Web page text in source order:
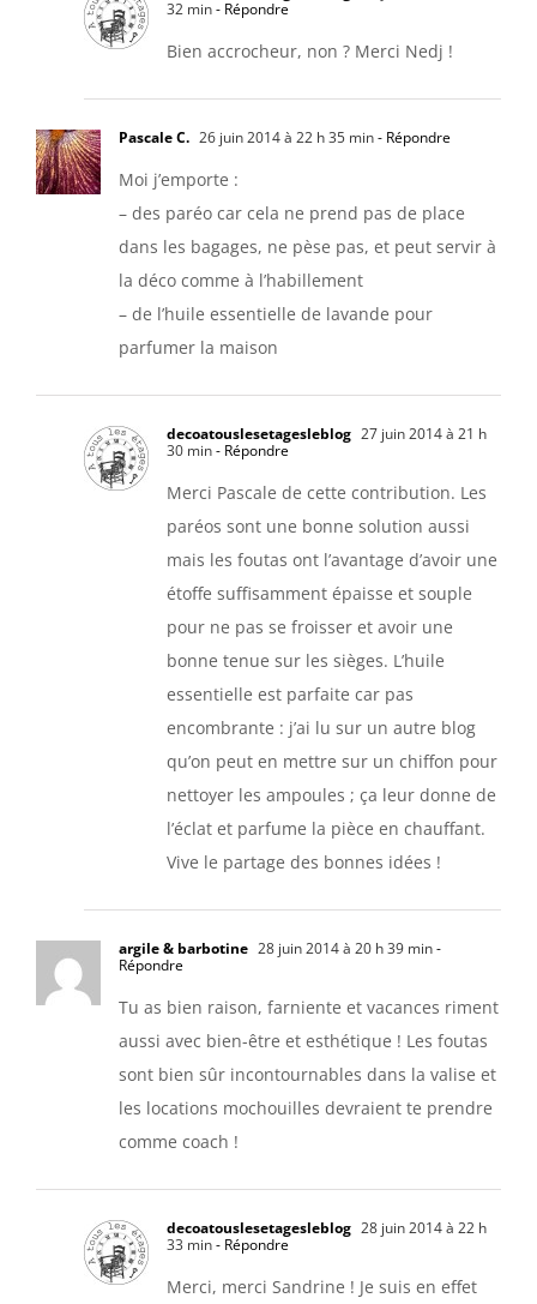
32 min- Répondre
Bien accrocheur, non ? Merci Nedj !
Pascale C. 26 juin 2014 à 22 h 35 min- Répondre
Moi j’emporte :
– des paréo car cela ne prend pas de place
dans les bagages, ne pèse pas, et peut servir à
la déco comme à l’habillement
– de l’huile essentielle de lavande pour
parfumer la maison
decoatouslesetagesleblog 27 juin 2014 à 21 h
30 min- Répondre
Merci Pascale de cette contribution. Les
paréos sont une bonne solution aussi
mais les foutas ont l’avantage d’avoir une
étoffe suffisamment épaisse et souple
pour ne pas se froisser et avoir une
bonne tenue sur les sièges. L’huile
essentielle est parfaite car pas
encombrante : j’ai lu sur un autre blog
qu’on peut en mettre sur un chiffon pour
nettoyer les ampoules ; ça leur donne de
l’éclat et parfume la pièce en chauffant.
Vive le partage des bonnes idées !
argile & barbotine 28 juin 2014 à 20 h 39 min-
Répondre
Tu as bien raison, farniente et vacances riment
aussi avec bien-être et esthétique ! Les foutas
sont bien sûr incontournables dans la valise et
les locations mochouilles devraient te prendre
comme coach !
decoatouslesetagesleblog 28 juin 2014 à 22 h
33 min- Répondre
Merci, merci Sandrine ! Je suis en effet